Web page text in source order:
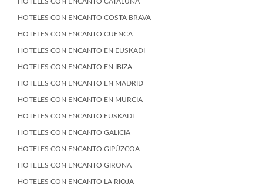
HOTELES CON ENCANTO COSTA BRAVA
HOTELES CON ENCANTO CUENCA
HOTELES CON ENCANTO EN EUSKADI
HOTELES CON ENCANTO EN IBIZA
HOTELES CON ENCANTO EN MADRID
HOTELES CON ENCANTO EN MURCIA
HOTELES CON ENCANTO EUSKADI
HOTELES CON ENCANTO GALICIA
HOTELES CON ENCANTO GIPÚZCOA
HOTELES CON ENCANTO GIRONA
HOTELES CON ENCANTO LA RIOJA